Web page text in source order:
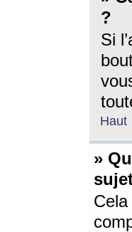
?
Si
Haut
»